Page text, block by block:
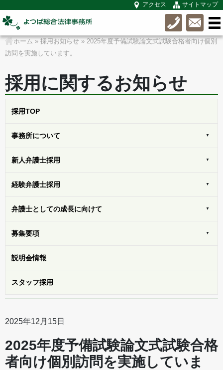
アクセス サイトマップ
ホーム » 採用お知らせ» 2025年度予備試験論文式試験合格者向け個別
訪問を実施しています。
採用に関するお知らせ
採用TOP
事務所について
新人弁護士採用
経験弁護士採用
弁護士としての成長に向けて
募集要項
説明会情報
スタッフ採用
2025年12月15日
2025年度予備試験論文式試験合格
者向け個別訪問を実施していま